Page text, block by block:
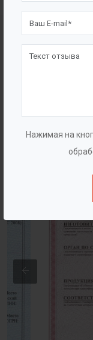
Нажимая на